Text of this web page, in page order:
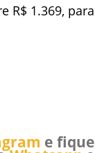
R$ 1.369, para
e fique